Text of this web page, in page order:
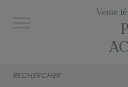
Vente